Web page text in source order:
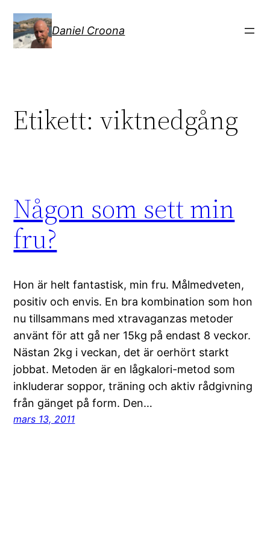
innehåll
Daniel Croona
Etikett: viktnedgång
Någon som sett min
fru?
Hon är helt fantastisk, min fru. Målmedveten,
positiv och envis. En bra kombination som hon
nu tillsammans med xtravaganzas metoder
använt för att gå ner 15kg på endast 8 veckor.
Nästan 2kg i veckan, det är oerhört starkt
jobbat. Metoden är en lågkalori-metod som
inkluderar soppor, träning och aktiv rådgivning
från gänget på form. Den…
mars 13, 2011